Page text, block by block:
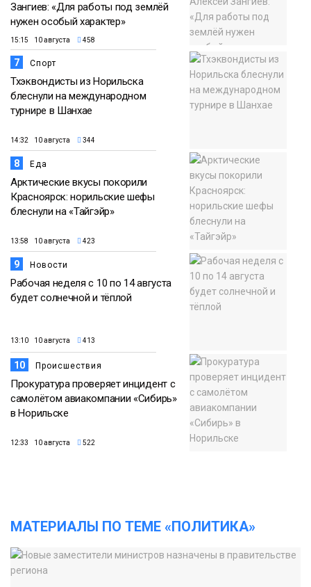
Зангиев: «Для работы под землёй
нужен особый характер»
15:15 10 августа 458
7 Спорт
Тхэквондисты из Норильска
блеснули на международном
турнире в Шанхае
14:32 10 августа 344
8 Еда
Арктические вкусы покорили
Красноярск: норильские шефы
блеснули на «Тайгэйр»
13:58 10 августа 423
9 Новости
Рабочая неделя с 10 по 14 августа
будет солнечной и тёплой
13:10 10 августа 413
10 Происшествия
Прокуратура проверяет инцидент с
самолётом авиакомпании «Сибирь»
в Норильске
12:33 10 августа 522
МАТЕРИАЛЫ ПО ТЕМЕ «ПОЛИТИКА»